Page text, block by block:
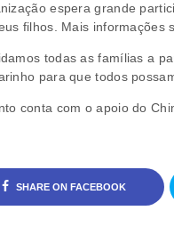
espera grande
filhos. Mais informações
todas as famílias a
para que todos
conta com o apoio do
SHARE ON FACEBOOK